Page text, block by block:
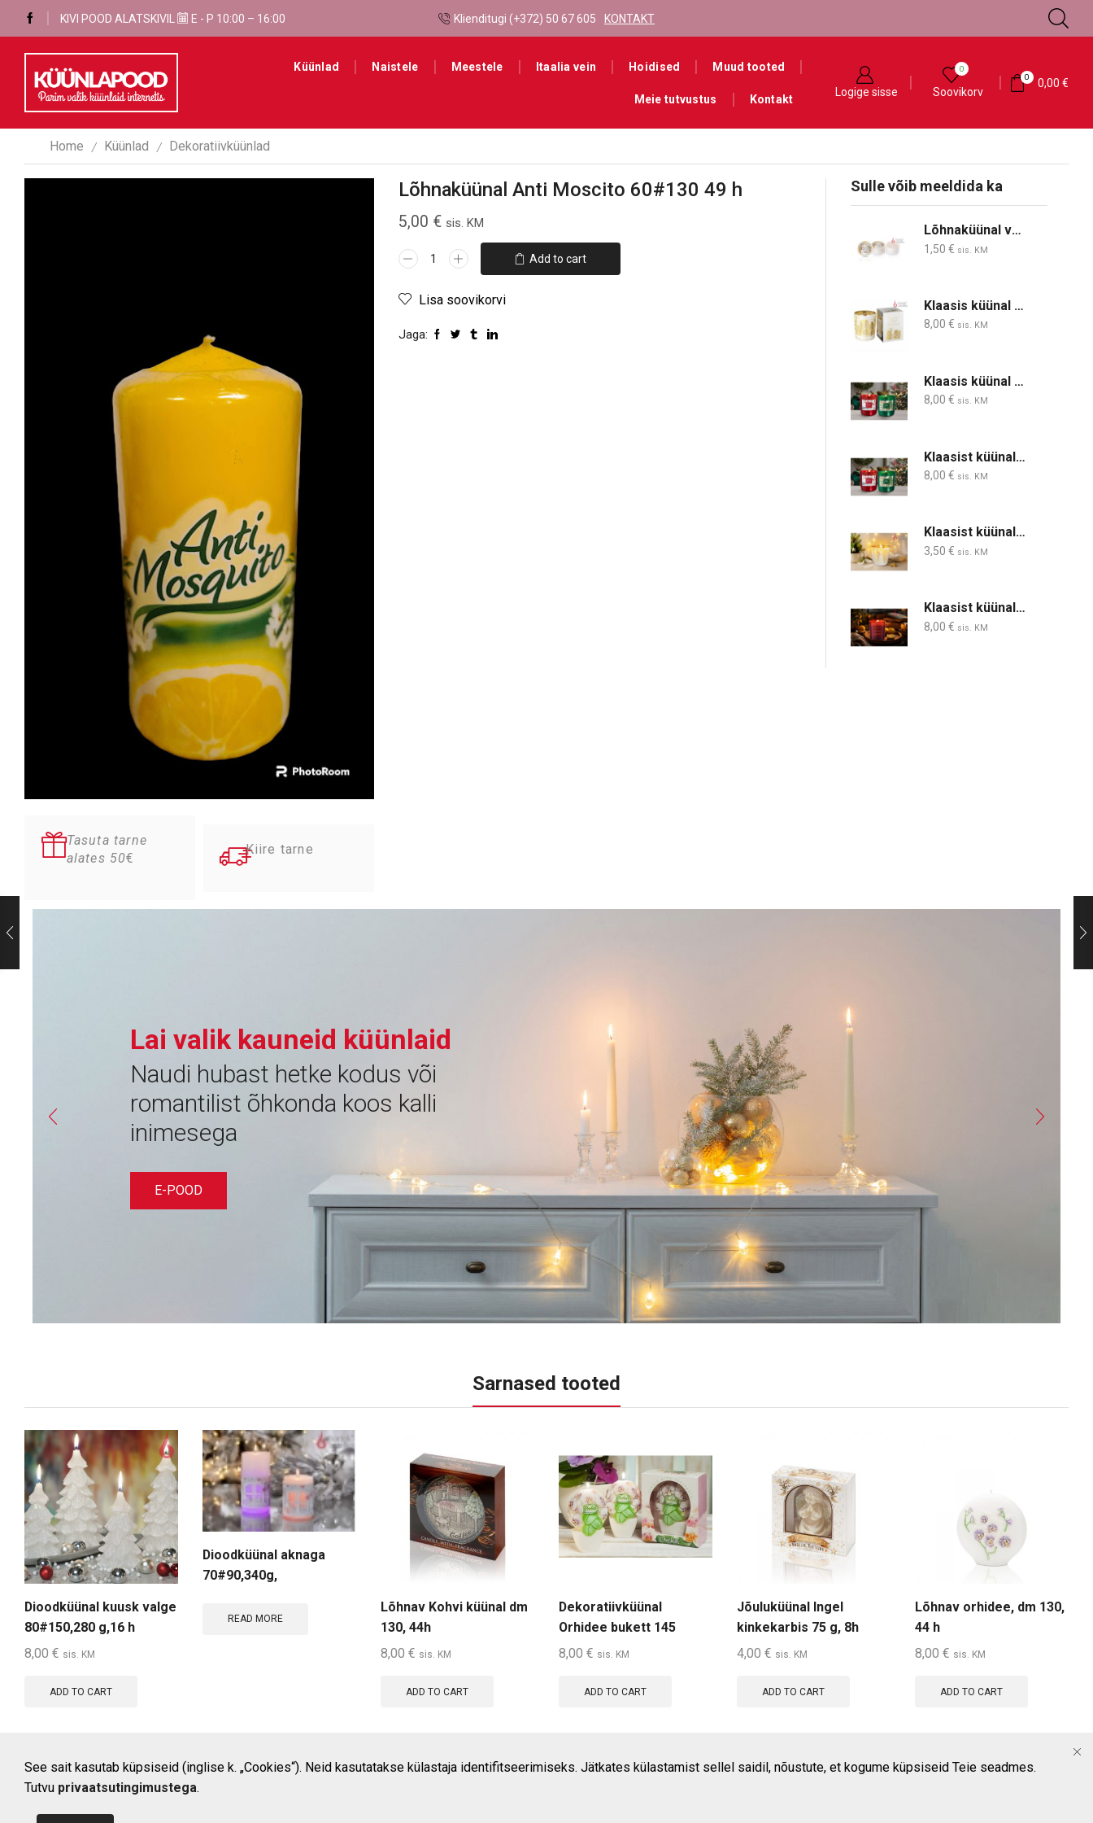
KIVI POOD ALATSKIVIL E - P 10:00 – 16:00
Tasuta kohaletoimetamine alates 50€ Klienditugi (+372) 50 67 605 KONTAKT
Küünlad Naistele Meestele Itaalia vein Hoidised Muud tooted
Meie tutvustus Kontakt
Logige sisse
0
Soovikorv
0 0,00 €
Home / Küünlad / Dekoratiivküünlad
Tasuta tarne
alates 50€
Kiire tarne
Lõhnaküünal Anti Moscito 60#130 49 h
5,00 € sis. KM
Add to cart
Lisa soovikorvi
Jaga:
Sulle võib meeldida ka
Lõhnaküünal vanilje Ingel 40 g
1,50€ sis. KM
Klaasis küünal talvine linn 200 g 47h
8,00€ sis. KM
Klaasis küünal talvepuhkus (punane)150 g, 30 h
8,00€ sis. KM
Klaasist küünal soe talveõhtu(roheline) 150 g 30 h
8,00€ sis. KM
Klaasist küünal ingli tiivad 30h
3,50€ sis. KM
Klaasist küünal Punane vein ,240 g, puidust taht
8,00€ sis. KM
Lai valik kauneid küünlaid
Naudi hubast hetke kodus või
romantilist õhkonda koos kalli
inimesega
E-POOD
Sarnased tooted
Dioodküünal kuusk valge
80#150,280 g,16 h
8,00 € sis. KM
ADD TO CART
Dioodküünal aknaga
70#90,340g,
READ MORE
Lõhnav Kohvi küünal dm
130, 44h
8,00 € sis. KM
ADD TO CART
Dekoratiivküünal
Orhidee bukett 145
kinkekarbis
8,00 € sis. KM
ADD TO CART
Jõuluküünal Ingel
kinkekarbis 75 g, 8h
4,00 € sis. KM
ADD TO CART
Lõhnav orhidee, dm 130,
44 h
8,00 € sis. KM
ADD TO CART
See sait kasutab küpsiseid (inglise k. „Cookies“). Neid kasutatakse külastaja identifitseerimiseks. Jätkates külastamist sellel saidil, nõustute, et kogume küpsiseid Teie seadmes.
Tutvu privaatsutingimustega.